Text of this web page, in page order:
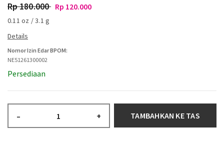
Rp 180.000 Rp 120.000
0.11 oz / 3.1 g
Nomor Izin Edar BPOM:
NE51261300002
Persediaan
– + TAMBAHKAN KE TAS